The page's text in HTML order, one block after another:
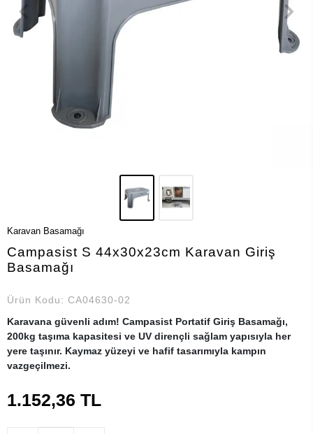
Karavan Basamağı
Campasist S 44x30x23cm Karavan Giriş
Basamağı
Ürün Kodu: CA04630-02
Karavana güvenli adım! Campasist Portatif Giriş Basamağı,
200kg taşıma kapasitesi ve UV dirençli sağlam yapısıyla her
yere taşınır. Kaymaz yüzeyi ve hafif tasarımıyla kampın
vazgeçilmezi.
1.152,36 TL